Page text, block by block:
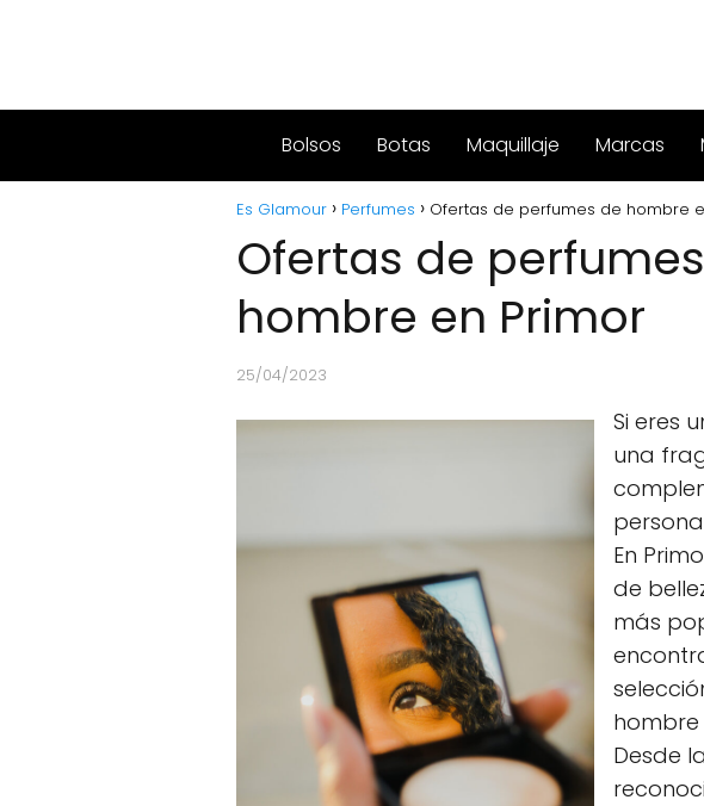
Bolsos Botas Maquillaje Marcas
Es Glamour Perfumes Ofertas de perfumes de hombre
Ofertas de
hombre en Primor
25/04/2023
Si eres
una
En
de
más
hombre
Desde